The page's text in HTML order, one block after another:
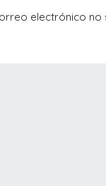
electrónico no